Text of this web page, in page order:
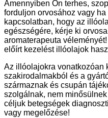
Amennyiben Ön terhes,
forduljon orvosához vagy
kapcsolatban, hogy az
egészségére, kérje ki
aromaterapeuta
előírt kezelést illóolajok
Az illóolajokra vonatkozóan
szakirodalmakból és a
származnak és csupán
szolgálnak, nem
céljuk betegségek
vagy megelőzése!